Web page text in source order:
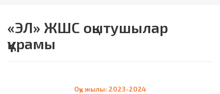
«ЭЛ» ЖШС оқытушылар
құрамы
Оқу жылы: 2023-2024